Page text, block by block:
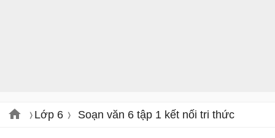
Lớp 6 Soạn văn 6 tập 1 kết nối tri thức